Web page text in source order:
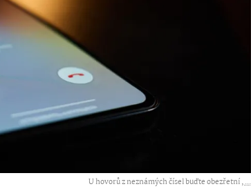
U hovorů z neznámých čísel buďte obezřetní ,...